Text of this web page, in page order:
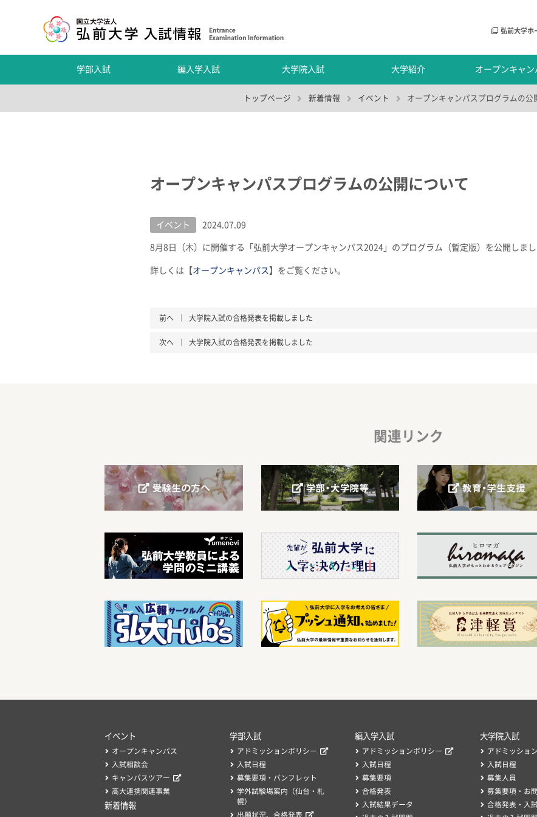
弘前大学ホ
学部入試 編入学入試 大学院入試 大学紹介 オープンキャン
トップページ 新着情報 イベント オープンキャンパスプログラムの公
オープンキャンパスプログラムの公開について
イベント 2024.07.09
8月8日（木）に開催する「弘前大学オープンキャンパス2024」のプログラム（暫定版）を公開しまし
詳しくは【 オープンキャンパス 】をご覧ください。
前へ 大学院入試の合格発表を掲載しました
次へ 大学院入試の合格発表を掲載しました
関連リンク
イベント
オープンキャンパス
入試相談会
キャンパスツアー
高大連携関連事業
新着情報
学部入試
アドミッションポリシー
学外試験場案内（仙台・札
幌）
入試日程
募集要項・パンフレット
出願状況、合格発表
編入学入試
アドミッションポリシー
入試日程
募集要項
合格発表
入試結果データ
大学院入試
アドミッショ
入試日程
募集人員
募集要項・お
合格発表・入